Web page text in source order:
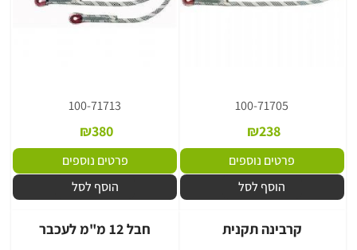
100-71705
₪238
פרטים נוספים
הוסף לסל
100-71713
₪380
פרטים נוספים
הוסף לסל
קרבינה תקנית חבל 12 מ"מ לעכבר